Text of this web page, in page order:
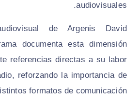
audiovisuales.
de Argenis David
documenta esta dimensión
referencias directas a su labor
reforzando la importancia de
formatos de comunicación.